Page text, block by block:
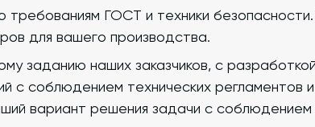
требованиям ГОСТ и техники
для вашего производства.
заданию наших заказчиков, с
с соблюдением технических регламентов
вариант решения задачи с соблюдением